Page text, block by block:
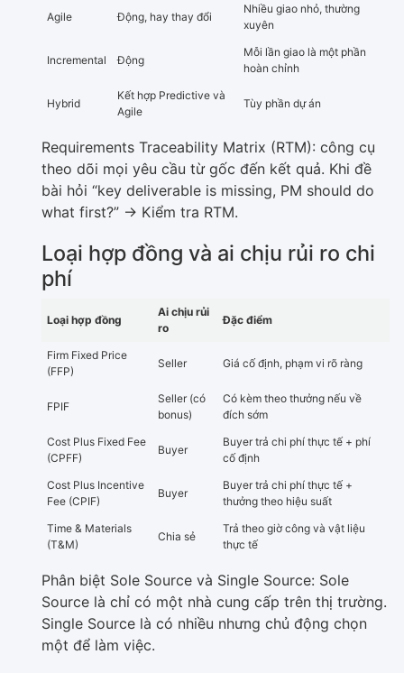
Agile Động, hay thay đổi
Nhiều giao nhỏ, thường
xuyên
Incremental Động
Mỗi lần giao là một phần
hoàn chỉnh
Hybrid
Kết hợp Predictive và
Agile
Tùy phần dự án
Requirements Traceability Matrix (RTM): công cụ
theo dõi mọi yêu cầu từ gốc đến kết quả. Khi đề
bài hỏi “key deliverable is missing, PM should do
what first?” -> Kiểm tra RTM.
Loại hợp đồng và ai chịu rủi ro chi
phí
Loại hợp đồng
Ai chịu rủi
ro
Đặc điểm
Firm Fixed Price
(FFP)
Seller Giá cố định, phạm vi rõ ràng
FPIF
Seller (có
bonus)
Có kèm theo thưởng nếu về
đích sớm
Cost Plus Fixed Fee
(CPFF)
Buyer
Buyer trả chi phí thực tế + phí
cố định
Cost Plus Incentive
Fee (CPIF)
Buyer
Buyer trả chi phí thực tế +
thưởng theo hiệu suất
Time & Materials
(T&M)
Chia sẻ
Trả theo giờ công và vật liệu
thực tế
Phân biệt Sole Source và Single Source: Sole
Source là chỉ có một nhà cung cấp trên thị trường.
Single Source là có nhiều nhưng chủ động chọn
một để làm việc.